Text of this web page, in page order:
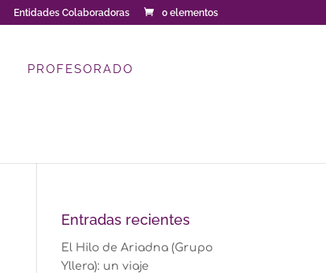
Entidades Colaboradoras 0 elementos
PROFESORADO
Entradas recientes
El Hilo de Ariadna (Grupo
Yllera): un viaje